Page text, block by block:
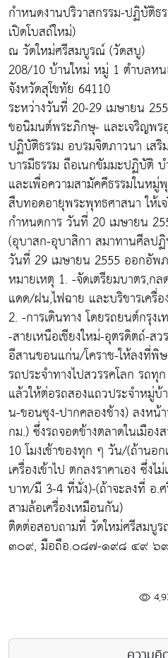
กำหนดงานปริวาสกรรม-ปฏิบัติ
เปิดโบสถ์ใหม่)
ณ วัดใหม่ศรีสมบูรณ์ (วัดสบู)
208/10 บ้านใหม่ หมู่ 1 ตำบลหน
จังหวัดสุโขทัย 64110
ระหว่างวันที่ 20-29 เมษายน
ขอนิมนต์พระภิกษุ- และเจริญพร
ปฏิบัติธรรม อบรมจิตภาวนา เสริ
บารมีธรรม ถือเนกขัมมะปฏิบัติ
และเพื่อความสามัคคีธรรมในหมู่
สืบทอดอายุพระพุทธศาสนา ให้เ
กำหนดการ วันที่ 20 เมษายน
(อุบาสก-อุบาสิกา สมาทานศีลป
วันที่ 29 เมษายน 2555 ออกอัพ
หมายเหตุ 1. -จัดเตรียมบาตร,ก
แดด/ฝน,ไฟฉาย และบริขารเครื่อ
2. -การเดินทาง โดยรถยนต์กรุง
-สายเหนือเชียงใหม่-อุตรดิตถ์-ส
อีสานขอนแก่น/โคราช-ให้ลงที่พิ
รถประจำทางไปสวรรคโลก รถทุ
แล้วให้ต่อรถสองแถวประจำหมู่
น-ขอนซุง-ปากคลองช้าง) ลงหน้
กม.) ซึ่งรถจอดข้างตลาดในเมือง
10 โมงเช้าของทุก ๆ วัน/(ถ้านอ
เครื่องเข้าไป ตกลงราคาเอง ซึ่ง
บาท/มี 3-4 ที่นั่ง)-(ถ้าจะลงที่ อ.ศ
สามล้อเครื่องเหมือนกัน)
ติดต่อสอบถามที่ วัดใหม่ศรีสม
๓๐๙, มือถือ.๐๘๗-๑๙๘ ๔๙ ๖
ความคิ